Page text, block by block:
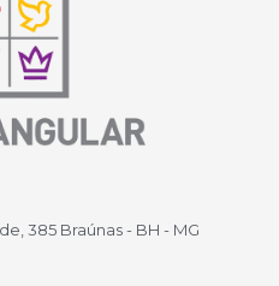
385 Braúnas - BH - MG